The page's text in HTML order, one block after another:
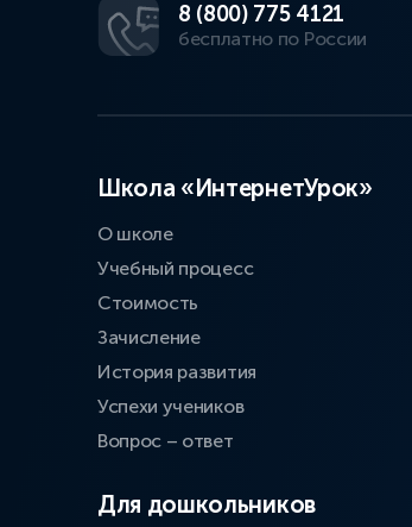
8 (800) 775 4121
бесплатно по России
Школа «ИнтернетУрок»
О школе
Учебный процесс
Стоимость
Зачисление
История развития
Успехи учеников
Вопрос – ответ
Для дошкольников